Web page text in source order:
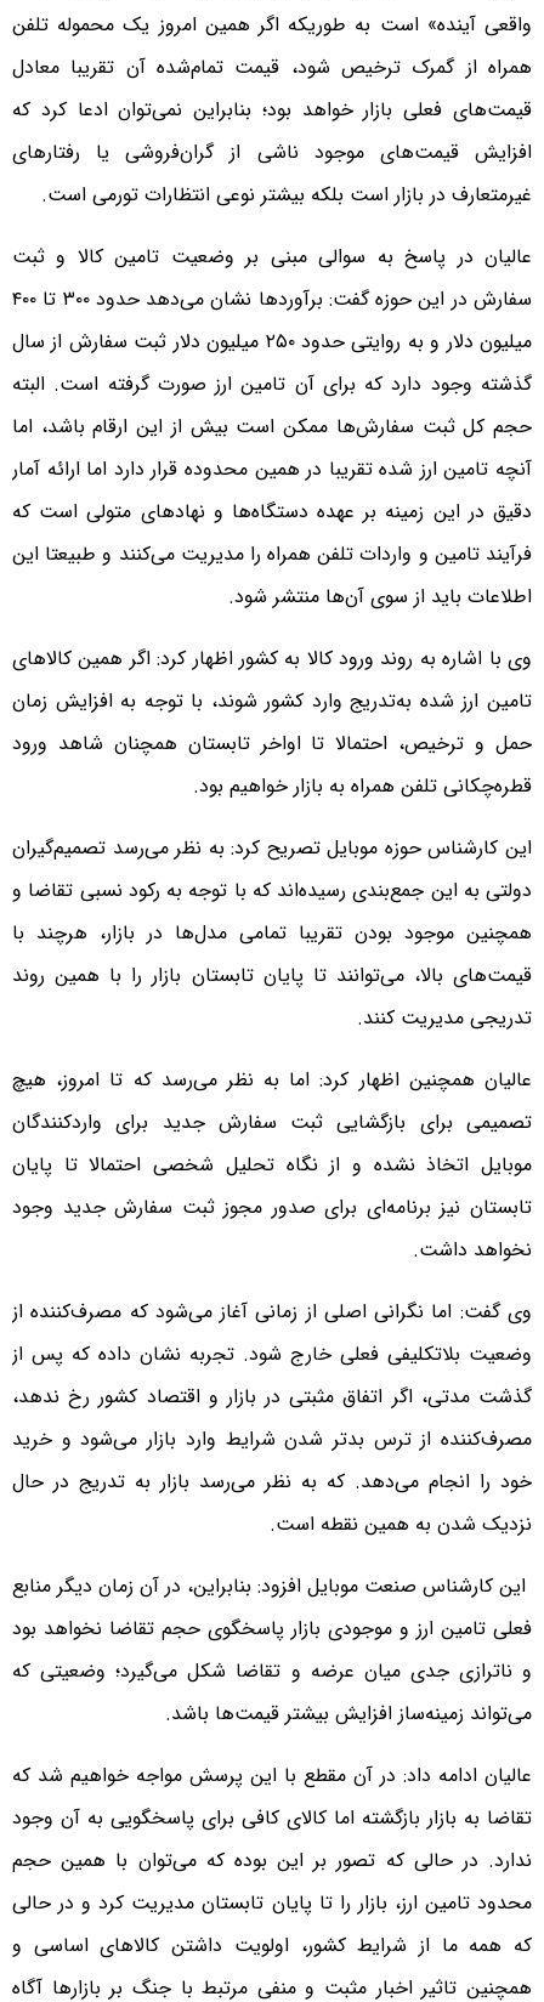
واقعی آینده» است به طوریکه اگر همین امروز یک محموله تلفن
همراه از گمرک ترخیص شود، قیمت تمام‌شده آن تقریبا معادل
قیمت‌های فعلی بازار خواهد بود؛ بنابراین نمی‌توان ادعا کرد که
افزایش قیمت‌های موجود ناشی از گران‌فروشی یا رفتارهای
غیرمتعارف در بازار است بلکه بیشتر نوعی انتظارات تورمی است.
عالیان در پاسخ به سوالی مبنی بر وضعیت تامین کالا و ثبت
سفارش در این حوزه گفت: برآوردها نشان می‌دهد حدود ۳۰۰ تا ۴۰۰
میلیون دلار و به روایتی حدود ۲۵۰ میلیون دلار ثبت سفارش از سال
گذشته وجود دارد که برای آن تامین ارز صورت گرفته است. البته
حجم کل ثبت سفارش‌ها ممکن است بیش از این ارقام باشد، اما
آنچه تامین ارز شده تقریبا در همین محدوده قرار دارد اما ارائه آمار
دقیق در این زمینه بر عهده دستگاه‌ها و نهادهای متولی است که
فرآیند تامین و واردات تلفن همراه را مدیریت می‌کنند و طبیعتا این
اطلاعات باید از سوی آن‌ها منتشر شود.
وی با اشاره به روند ورود کالا به کشور اظهار کرد: اگر همین کالاهای
تامین ارز شده به‌تدریج وارد کشور شوند، با توجه به افزایش زمان
حمل و ترخیص، احتمالا تا اواخر تابستان همچنان شاهد ورود
قطره‌چکانی تلفن همراه به بازار خواهیم بود.
این کارشناس حوزه موبایل تصریح کرد: به نظر می‌رسد تصمیم‌گیران
دولتی به این جمع‌بندی رسیده‌اند که با توجه به رکود نسبی تقاضا و
همچنین موجود بودن تقریبا تمامی مدل‌ها در بازار، هرچند با
قیمت‌های بالا، می‌توانند تا پایان تابستان بازار را با همین روند
تدریجی مدیریت کنند.
عالیان همچنین اظهار کرد: اما به نظر می‌رسد که تا امروز، هیچ
تصمیمی برای بازگشایی ثبت سفارش جدید برای واردکنندگان
موبایل اتخاذ نشده و از نگاه تحلیل شخصی احتمالا تا پایان
تابستان نیز برنامه‌ای برای صدور مجوز ثبت سفارش جدید وجود
نخواهد داشت.
وی گفت: اما نگرانی اصلی از زمانی آغاز می‌شود که مصرف‌کننده از
وضعیت بلاتکلیفی فعلی خارج شود. تجربه نشان داده که پس از
گذشت مدتی، اگر اتفاق مثبتی در بازار و اقتصاد کشور رخ ندهد،
مصرف‌کننده از ترس بدتر شدن شرایط وارد بازار می‌شود و خرید
خود را انجام می‌دهد. که به نظر می‌رسد بازار به تدریج در حال
نزدیک شدن به همین نقطه است.
این کارشناس صنعت موبایل افزود: بنابراین، در آن زمان دیگر منابع
فعلی تامین ارز و موجودی بازار پاسخگوی حجم تقاضا نخواهد بود
و ناترازی جدی میان عرضه و تقاضا شکل می‌گیرد؛ وضعیتی که
می‌تواند زمینه‌ساز افزایش بیشتر قیمت‌ها باشد.
عالیان ادامه داد: در آن مقطع با این پرسش مواجه خواهیم شد که
تقاضا به بازار بازگشته اما کالای کافی برای پاسخگویی به آن وجود
ندارد. در حالی که تصور بر این بوده که می‌توان با همین حجم
محدود تامین ارز، بازار را تا پایان تابستان مدیریت کرد و در حالی
که همه ما از شرایط کشور، اولویت داشتن کالاهای اساسی و
همچنین تاثیر اخبار مثبت و منفی مرتبط با جنگ بر بازارها آگاه